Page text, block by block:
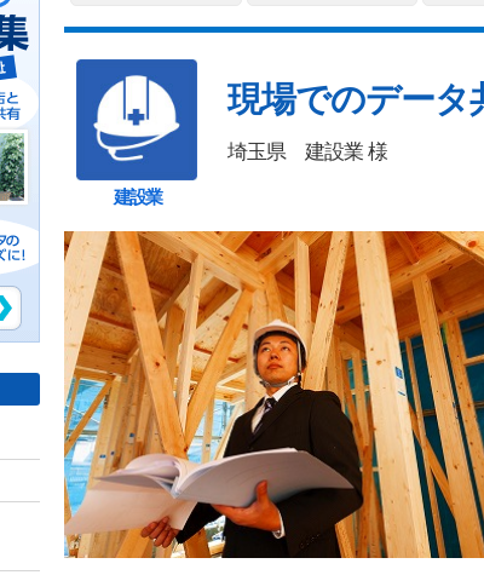
建設業
現場でのデータ
埼玉県 建設業 様